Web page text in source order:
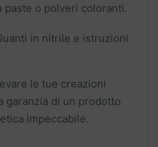
paste o polveri coloranti.
in nitrile e istruzioni
le tue creazioni
garanzia di un prodotto
impeccabile.